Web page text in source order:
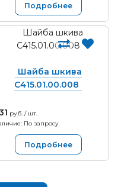
Подробнее
Шайба шкива
С415.01.00.008
руб. / шт.
По запросу
Подробнее